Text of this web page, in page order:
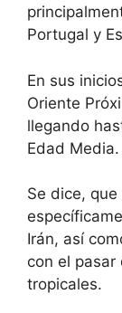
Portugal y
En sus
Oriente
llegando
Edad Media.
Se dice,
Irán, así
con el pasar
tropicales.